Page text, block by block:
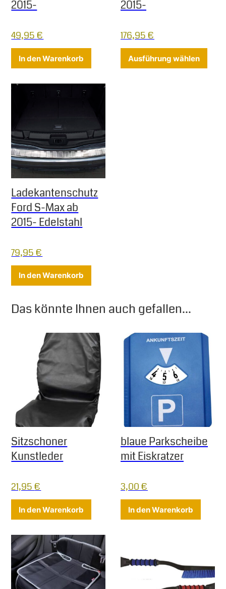
2015-
49,95€
In den Warenkorb
2015-
176,95€
Ausführung wählen
Ladekantenschutz
Ford S-Max ab
2015- Edelstahl
79,95€
In den Warenkorb
Das könnte Ihnen auch gefallen...
Sitzschoner
Kunstleder
21,95€
In den Warenkorb
blaue Parkscheibe
mit Eiskratzer
3,00€
In den Warenkorb